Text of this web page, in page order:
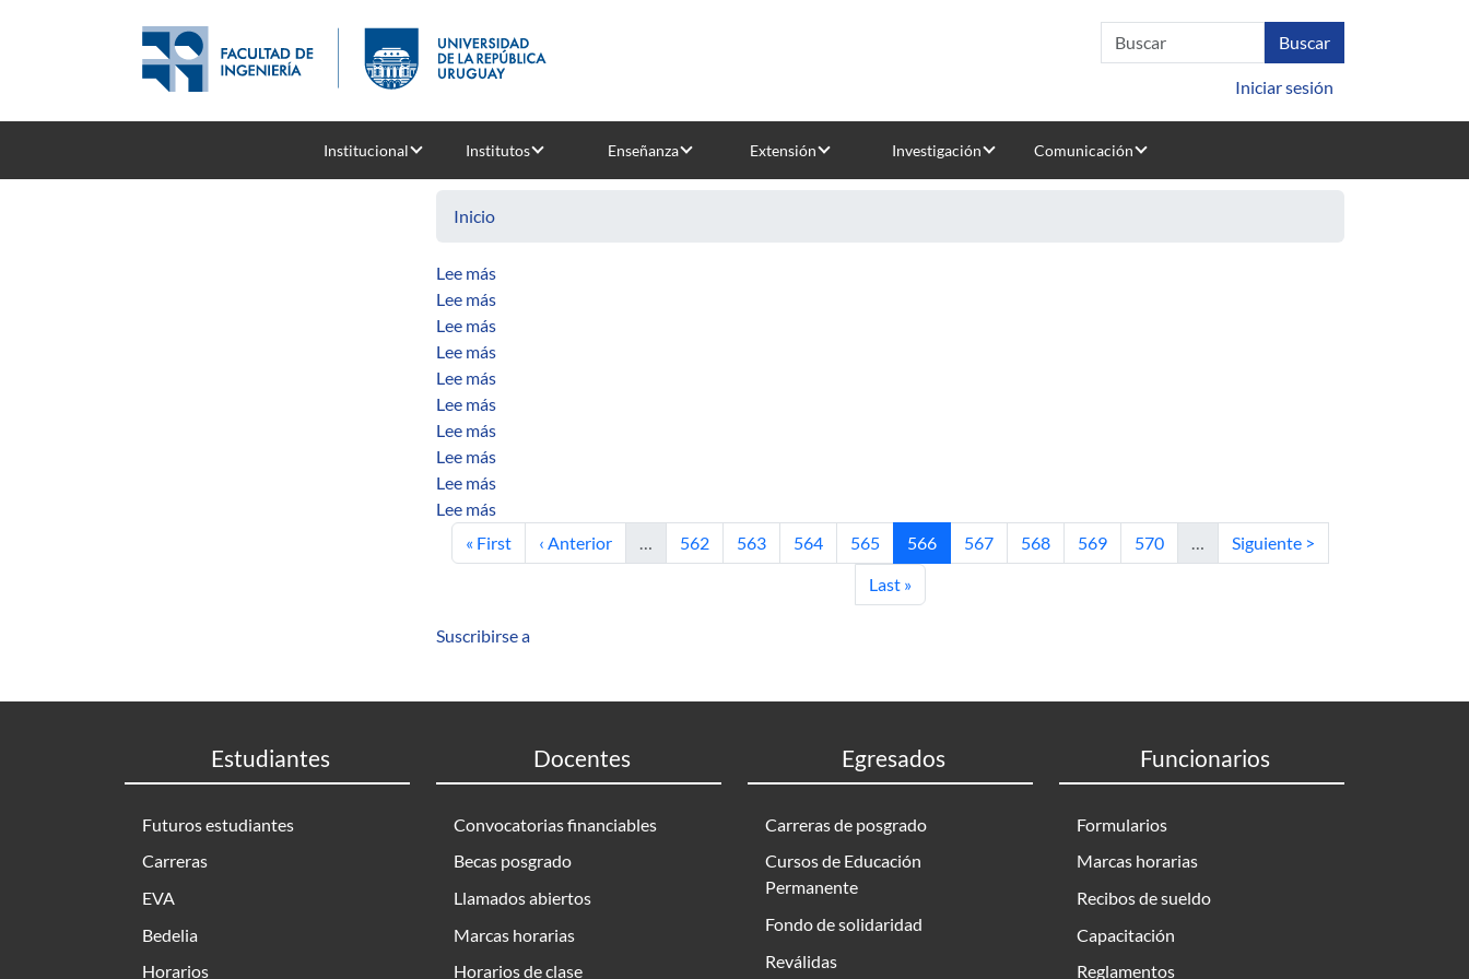
Iniciar sesión
Institucional Institutos Enseñanza Extensión Investigación Comunicación
Inicio
Lee mássobre Integer optimization applied to the design of robust minimum cost multi-layer networks
Lee mássobre Flujo de fluidos estratificados
Lee mássobre Estudio de métodos de redución de varianza para modelos de confiablidad con restricciones de diámetro
Lee mássobre Dinámica y equilibrios de Nash de un modelo evolutivo de competición entre firmas y trabajadores bajo regulación externa
Lee mássobre Criterios de establecimiento de claves para una comunicación punto a punto
Lee mássobre Cópulas parmétricas y no paramétricas
Lee mássobre Búsquedas masivas de grafos de gran orden con grado y diámetro acotados
Lee mássobre Bases para un sistema de predicción de caudales de caudales de aporte a rincón del bonete y salto grande
Lee mássobre Diseño topológico de redes.Caso de estudio: The augmentation Steiner two-node survivable network problem
Lee mássobre Identificación de opiniones de diferentes fuentes en textos en español
Primera página
« First Página anterior
‹ Anterior … Página
562 Página
563 Página
564 Página
565 Página actual
566 Página
567 Página
568 Página
569 Página
570 … Siguiente página
Siguiente >
Última página
Last »
Suscribirse a
Estudiantes
Futuros estudiantes
Carreras
EVA
Bedelia
Horarios
Docentes
Convocatorias financiables
Becas posgrado
Llamados abiertos
Marcas horarias
Horarios de clase
Egresados
Carreras de posgrado
Cursos de Educación
Permanente
Fondo de solidaridad
Reválidas
Funcionarios
Formularios
Marcas horarias
Recibos de sueldo
Capacitación
Reglamentos